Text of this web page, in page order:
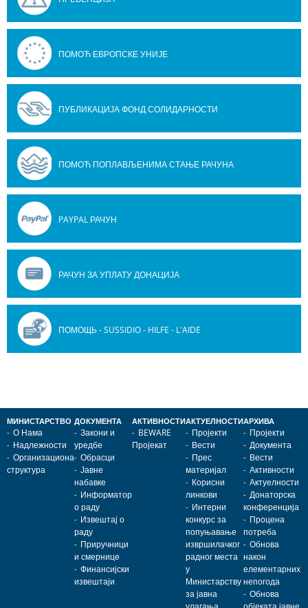
ПОМОЋ ЕВРОПСКЕ УНИЈЕ
ПУБЛИКАЦИЈА ФОНД СОЛИДАРНОСТИ
ПОМОЋ ПОПЛАВЉЕНИМА СТАЊЕ РАЧУНА
PAYPAL РАЧУН
РАЧУН ЗА УПЛАТУ ДОНАЦИЈА
ПОМОЩЬ - SUSSIDIO - HILFE - L'AIDE
МИНИСТАРСТВО
О Нама
Надлежности
Организациона
структура
ДОКУМЕНТА
Закони и
уредбе
Обрасци
Јавне
набавке
Информатор
о раду
Извештај о
раду
Приручници
и смернице
Финансијски
извештаји
АКТИВНОСТИ
BEWARE
Пројекат
АКТУЕЛНОСТИ
Пројекти
Вести
Прес
материјал
Корисни
линкови
Интерни
конкурс за
попуњавање
извршилачког
радног места
у
Министарству
за јавна
АРХИВА
Пројекти
Документа
Вести
Активности
Актуелности
Донаторска
конференција
Процена
потреба
Обнова
након
елементарних
непогода
Обнова